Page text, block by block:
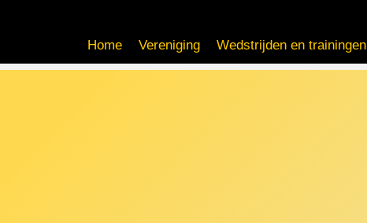
Home
Vereniging Wedstrijden en trainingen